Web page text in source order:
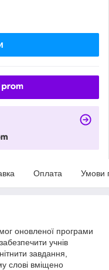
Оплата Умови
оновленої програми
учнів
завдання,
слові вміщено